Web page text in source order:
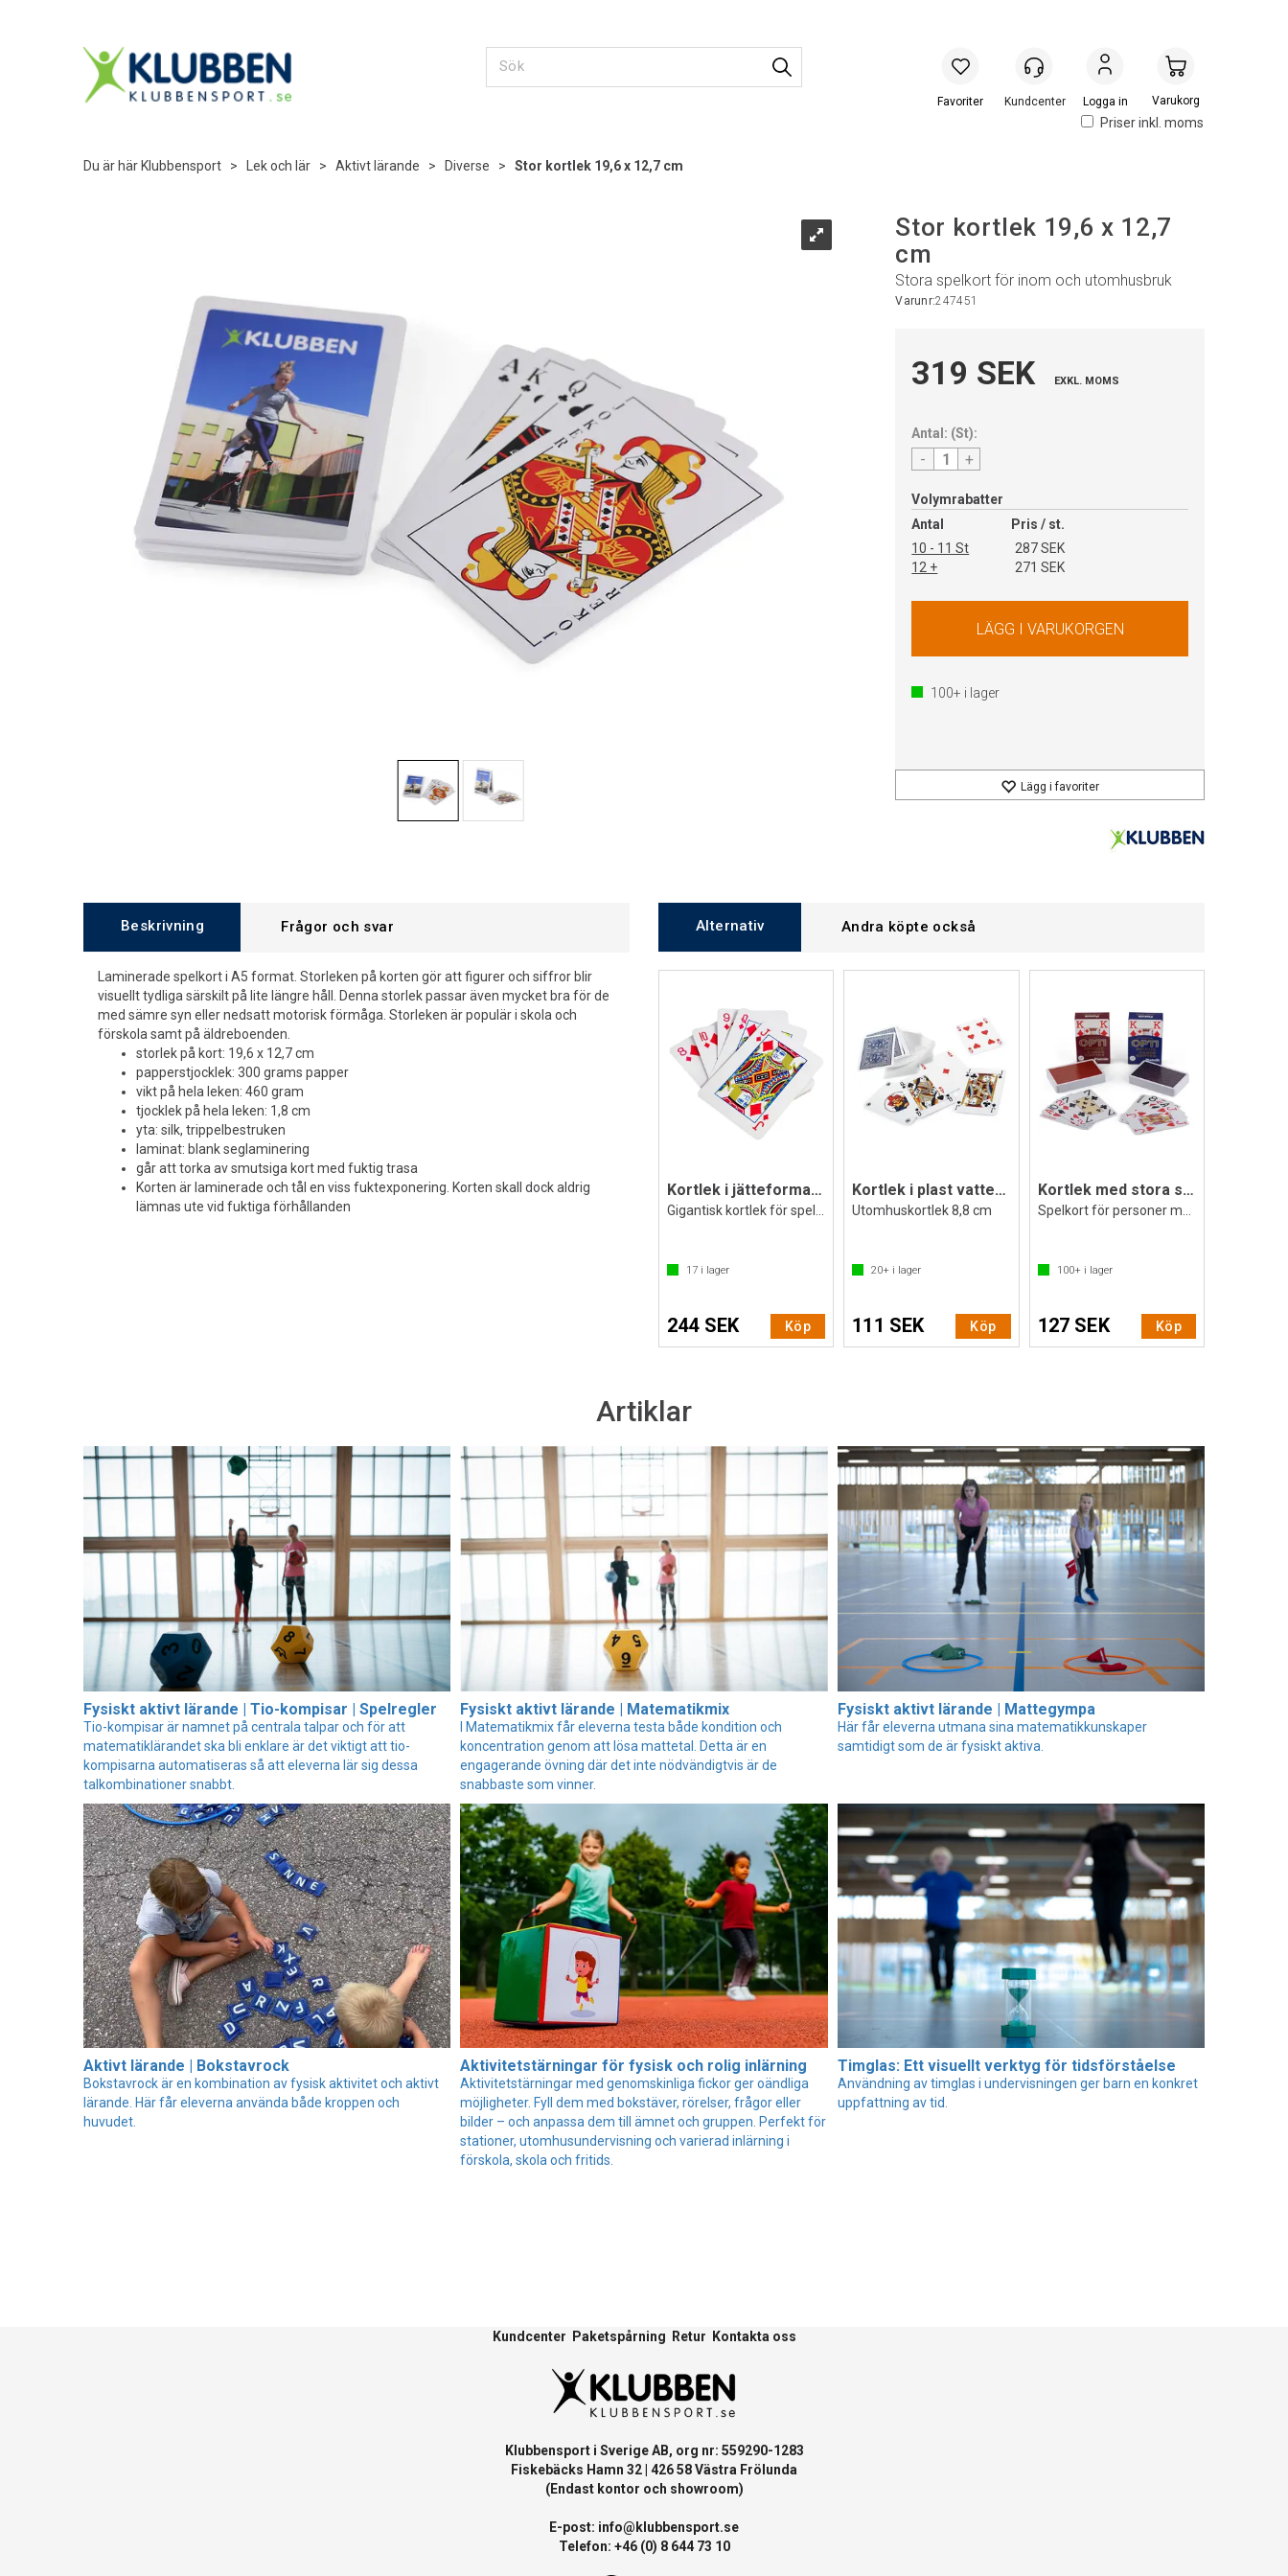
Priser inkl. moms
Logga in Handlevogn
Du är här Klubbensport > Lek och lär > Aktivt lärande > Diverse > Stor kortlek 19,6 x 12,7 cm
Stor kortlek 19,6 x 12,7
cm
Stora spelkort för inom och utomhusbruk
Varunr:247451
319 SEK EXKL. MOMS
Antal: (St):
- +
Volymrabatter
Antal
Pris / st.
10 - 11 St
287 SEK
12 +
271 SEK
100+ i lager
Lägg i favoriter
Beskrivning Frågor och svar
Laminerade spelkort i A5 format. Storleken på korten gör att figurer och siffror blir
visuellt tydliga särskilt på lite längre håll. Denna storlek passar även mycket bra för de
med sämre syn eller nedsatt motorisk förmåga. Storleken är populär i skola och
förskola samt på äldreboenden.
storlek på kort: 19,6 x 12,7 cm
papperstjocklek: 300 grams papper
vikt på hela leken: 460 gram
tjocklek på hela leken: 1,8 cm
yta: silk, trippelbestruken
laminat: blank seglaminering
går att torka av smutsiga kort med fuktig trasa
Korten är laminerade och tål en viss fuktexponering. Korten skall dock aldrig
lämnas ute vid fuktiga förhållanden
Alternativ Andra köpte också
Kortlek i jätteformat 29 x 21 cm
17 i lager
244 SEK Köp
Kortlek i plast vattentålig
Utomhuskortlek 8,8 cm
20+ i lager
111 SEK Köp
Kortlek med stora siffror | 2 st.
100+i lager
127 SEK Köp
Artiklar
Fysiskt aktivt lärande | Tio-kompisar | Spelregler
Tio-kompisar är namnet på centrala talpar och för att
matematiklärandet ska bli enklare är det viktigt att tio-
kompisarna automatiseras så att eleverna lär sig dessa
talkombinationer snabbt.
Fysiskt aktivt lärande | Matematikmix
I Matematikmix får eleverna testa både kondition och
koncentration genom att lösa mattetal. Detta är en
engagerande övning där det inte nödvändigtvis är de
snabbaste som vinner.
Fysiskt aktivt lärande | Mattegympa
Här får eleverna utmana sina matematikkunskaper
samtidigt som de är fysiskt aktiva.
Aktivt lärande | Bokstavrock
Bokstavrock är en kombination av fysisk aktivitet och aktivt
lärande. Här får eleverna använda både kroppen och
huvudet.
Aktivitetstärningar för fysisk och rolig inlärning
Aktivitetstärningar med genomskinliga fickor ger oändliga
möjligheter. Fyll dem med bokstäver, rörelser, frågor eller
bilder – och anpassa dem till ämnet och gruppen. Perfekt för
stationer, utomhusundervisning och varierad inlärning i
förskola, skola och fritids.
Timglas: Ett visuellt verktyg för tidsförståelse
Användning av timglas i undervisningen ger barn en konkret
uppfattning av tid.
Kundcenter Paketspårning Retur Kontakta oss
Klubbensport i Sverige AB, org nr: 559290-1283
Fiskebäcks Hamn 32 | 426 58 Västra Frölunda
(Endast kontor och showroom)
E-post: info@klubbensport.se
Telefon: +46 (0) 8 644 73 10